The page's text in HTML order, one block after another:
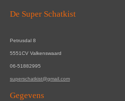
De Super Schatkist
Petrusdal 8
5551CV Valkenswaard
06-51882995
superschatkist@gmail.com
Gegevens